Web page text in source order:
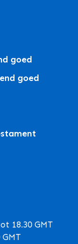
goed
goed
18.30 GMT